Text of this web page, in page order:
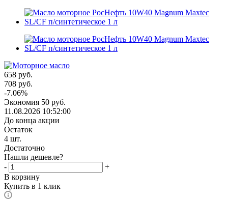
658 руб.
708 руб.
-7.06%
Экономия 50 руб.
11.08.2026 10:52:00
До конца акции
Остаток
4 шт.
Достаточно
Нашли дешевле?
-
+
В корзину
Купить в 1 клик